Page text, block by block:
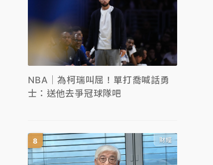
NBA｜為柯瑞叫屈！單打喬喊話勇
士：送他去爭冠球隊吧
財經